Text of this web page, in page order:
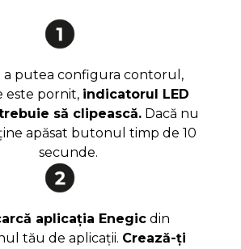
a putea configura contorul,
este pornit, indicatorul LED
să clipească.Dacă nu
apăsat butonul timp de 10
secunde.
aplicația Enegicdin
tău de aplicații. Crează-ți